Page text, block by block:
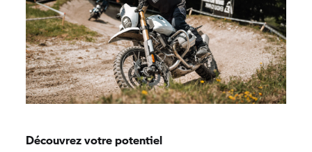
Découvrez votre potentiel